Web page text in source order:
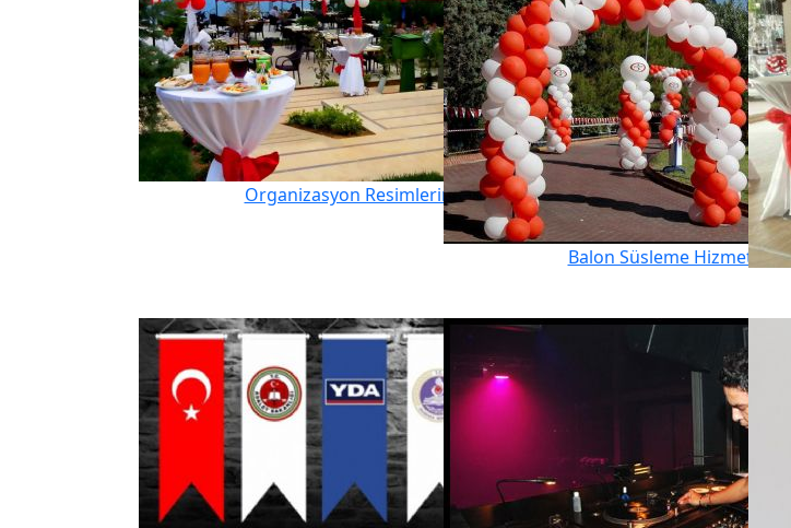
Organizasyon Resimlerimiz
Balon Süsleme Hizmeti